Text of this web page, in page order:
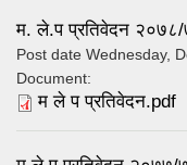
म. ले.प प्रतिवेदन
Post date Wednesday,
Document:
म ले प प्रतिवेदन.pdf